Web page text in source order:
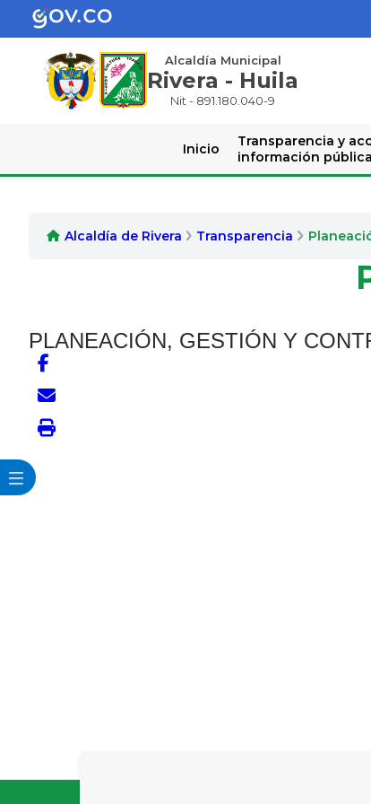
Alcaldía Municipal
Rivera - Huila
Nit - 891.180.040-9
Inicio
Transparencia y
información pública
Alcaldía de Rivera Transparencia
PLANEACIÓN, GESTIÓN Y